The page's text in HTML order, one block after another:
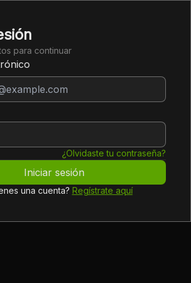
para continuar
¿Olvidaste tu contraseña?
Iniciar sesión
una cuenta? Regístrate aquí